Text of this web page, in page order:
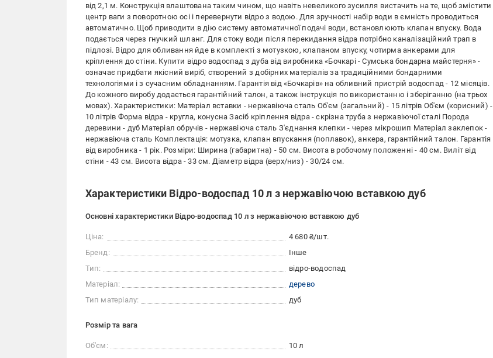
від 2,1 м. Конструкція влаштована таким чином, що навіть невеликого зусилля вистачить на те, щоб змістити
центр ваги з поворотною осі і перевернути відро з водою. Для зручності набір води в ємність проводиться
автоматично. Щоб приводити в дію систему автоматичної подачі води, встановлюють клапан впуску. Вода
подається через гнучкий шланг. Для стоку води після перекидання відра потрібно каналізаційний трап в
підлозі. Відро для обливання йде в комплекті з мотузкою, клапаном впуску, чотирма анкерами для
кріплення до стіни. Купити відро водоспад з дуба від виробника «Бочкарі - Сумська бондарна майстерня» -
означає придбати якісний виріб, створений з добірних матеріалів за традиційними бондарними
технологіями і з сучасним обладнанням. Гарантія від «Бочкарів» на обливний пристрій водоспад - 12 місяців.
До кожного виробу додається гарантійний талон, а також інструкція по використанню і зберіганню (на трьох
мовах). Характеристики: Матеріал вставки - нержавіюча сталь Об'єм (загальний) - 15 літрів Об'єм (корисний) -
10 літрів Форма відра - кругла, конусна Засіб кріплення відра - скрізна труба з нержавіючої сталі Порода
деревини - дуб Матеріал обручів - нержавіюча сталь З'єднання клепки - через мікрошип Матеріал заклепок -
нержавіюча сталь Комплектація: мотузка, клапан впускання (поплавок), анкера, гарантійний талон. Гарантія
від виробника - 1 рік. Розміри: Ширина (габаритна) - 50 см. Висота в робочому положенні - 40 см. Виліт від
стіни - 43 см. Висота відра - 33 см. Діаметр відра (верх/низ) - 30/24 см.
Характеристики Відро-водоспад 10 л з нержавіючою вставкою дуб
Основні характеристики Відро-водоспад 10 л з нержавіючою вставкою дуб
Ціна:
4 680 ₴/шт.
Бренд:
Інше
Тип:
відро-водоспад
Матеріал:
дерево
Тип матеріалу:
дуб
Розмір та вага
Об'єм: 10 л